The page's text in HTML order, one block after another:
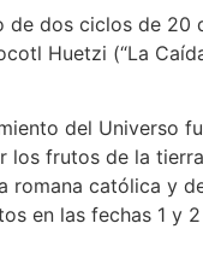
dos ciclos de
Huetzi (“La
del Universo
frutos de la
católica y
en las fechas 1 y